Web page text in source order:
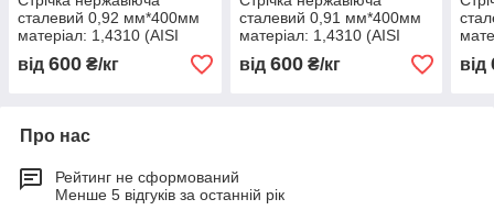
сталевий 0,92 мм*400мм
матеріал: 1,4310 (AISI
301, 12Х18Н9 )
нагартована (тверда)
від 600 ₴/кг
сталевий 0,91 мм*400мм
матеріал: 1,4310 (AISI
301, 12Х18Н9 )
нагартована (тверда)
від 600₴/кг від
Про нас
Рейтинг не сформований
Менше 5 відгуків за останній рік